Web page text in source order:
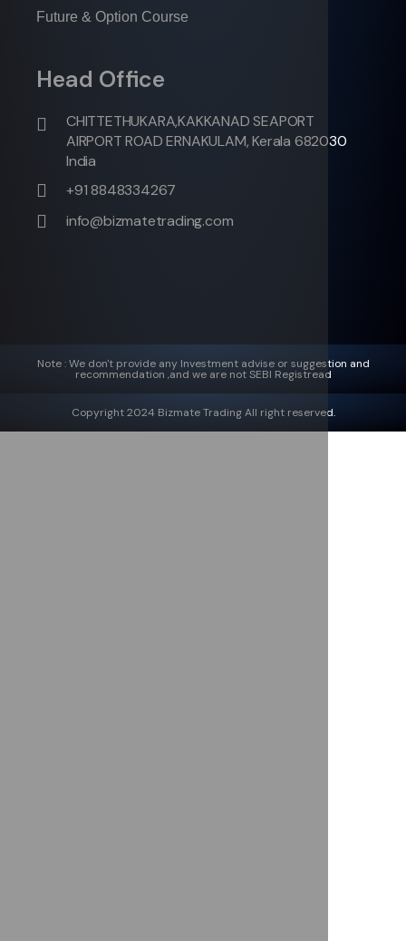
Future & Option Course
Head Office
CHITTETHUKARA,KAKKANAD SEAPORT
AIRPORT ROAD ERNAKULAM, Kerala 682030
India
+91 8848334267
info@bizmatetrading.com
Note : We don't provide any Investment advise or suggestion and
recommendation ,and we are not SEBI Registread
Copyright 2024 Bizmate Trading All right reserved.